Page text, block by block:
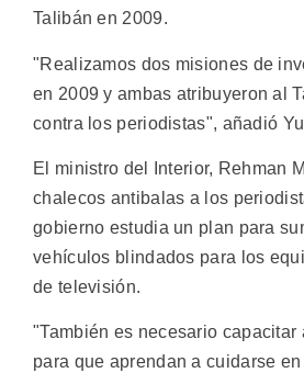
Talibán en 2009.
"Realizamos dos misiones de
en 2009 y ambas atribuyeron al
contra los periodistas", añadió
El ministro del Interior, Rehman
chalecos antibalas a los
gobierno estudia un plan para
vehículos blindados para los
de televisión.
"También es necesario capacitar
para que aprendan a cuidarse